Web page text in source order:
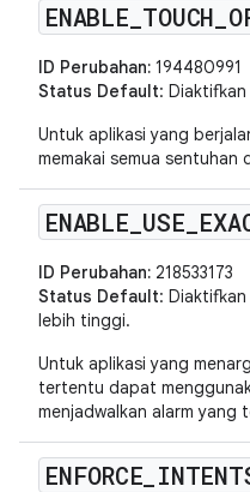
ENABLE TOUCH
ID Perubahan: 194480991
Status Default:
Untuk aplikasi yang
memakai semua sentuhan
ENABLE USE
ID Perubahan: 218533173
Status Default:
lebih tinggi.
Untuk aplikasi yang
tertentu dapat
menjadwalkan alarm yang
ENFORCE